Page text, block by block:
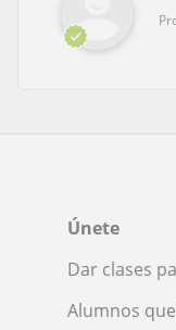
Únete
Dar clases
Alumnos